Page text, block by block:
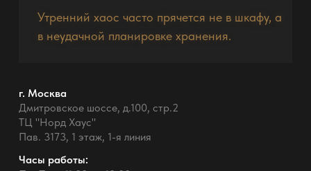
Утренний хаос часто прячется не в шкафу, а
в неудачной планировке хранения.
г. Москва
Дмитровское шоссе, д.100, стр.2
ТЦ "Норд Хаус"
Пав. 3173, 1 этаж, 1-я линия
Часы работы: